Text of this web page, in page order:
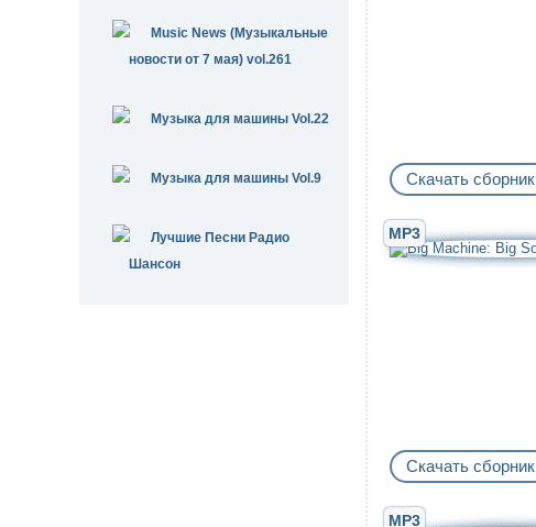
Скачать сборник
MP3
Скачать сборник
MP3
Music News (Музыкальные
новости от 7 мая) vol.261
Музыка для машины Vol.22
Музыка для машины Vol.9
Лучшие Песни Радио
Шансон